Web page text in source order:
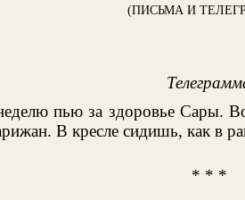
(ПИСЬМА И
пью за здоровье Сары.
В кресле сидишь, как в
* * *